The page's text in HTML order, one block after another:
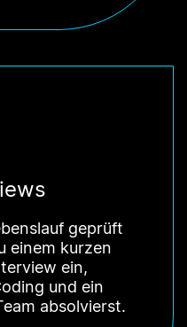
geprüft
einem kurzen
ein,
und ein
absolvierst.